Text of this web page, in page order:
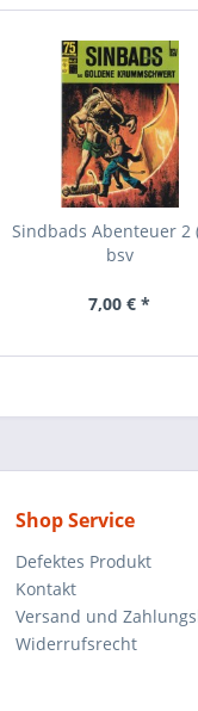
Sindbads Abenteuer 2
bsv
7,00 € *
Shop Service
Defektes Produkt
Kontakt
Versand und
Widerrufsrecht